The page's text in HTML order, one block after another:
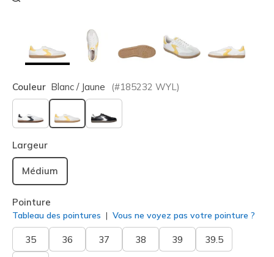
Couleur Blanc / Jaune (#185232 WYL )
sélectionné
Largeur
Médium
Pointure
Tableau des pointures Vous ne voyez pas votre pointure ?
35 36 37 38 39 39.5